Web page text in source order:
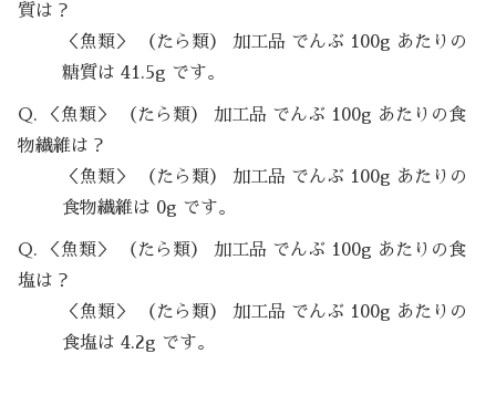
質は？
＜魚類＞ （たら類） 加工品 でんぶ 100g あたりの
糖質は 41.5g です。
Q. ＜魚類＞ （たら類） 加工品 でんぶ 100g あたりの食
物繊維は？
＜魚類＞ （たら類） 加工品 でんぶ 100g あたりの
食物繊維は 0g です。
Q. ＜魚類＞ （たら類） 加工品 でんぶ 100g あたりの食
塩は？
＜魚類＞ （たら類） 加工品 でんぶ 100g あたりの
食塩は 4.2g です。